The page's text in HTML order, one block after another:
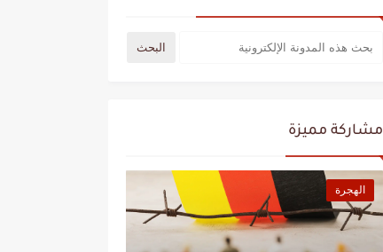
مشاركة مميزة
الهجرة